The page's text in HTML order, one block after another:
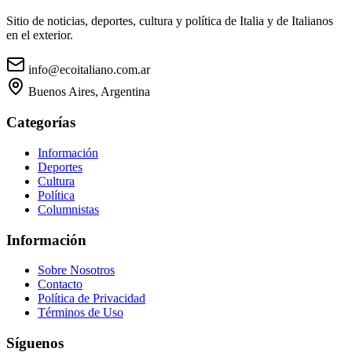
Sitio de noticias, deportes, cultura y política de Italia y de Italianos
en el exterior.
info@ecoitaliano.com.ar
Buenos Aires, Argentina
Categorías
Información
Deportes
Cultura
Política
Columnistas
Información
Sobre Nosotros
Contacto
Política de Privacidad
Términos de Uso
Síguenos